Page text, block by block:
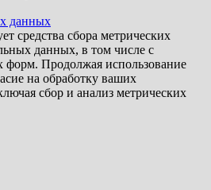
данных
средства сбора метрических
данных, в том числе с
форм. Продолжая использование
на обработку ваших
сбор и анализ метрических